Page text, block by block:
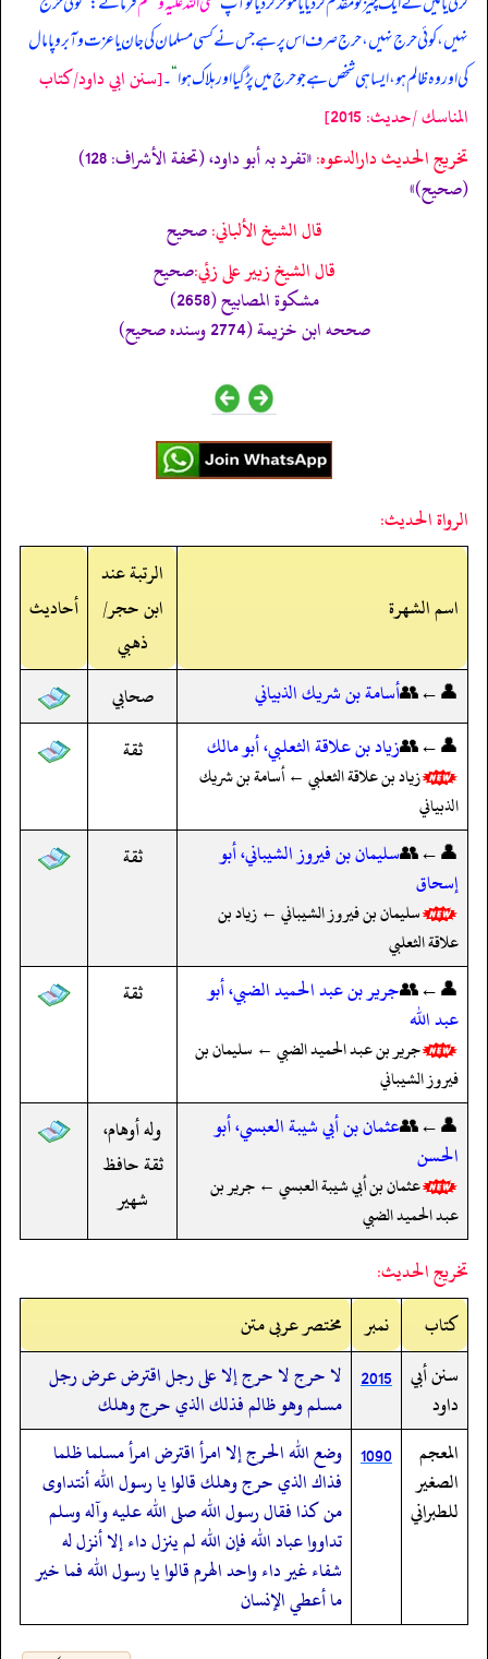
نہیں، کوئی حرج نہیں، حرج صرف اس پر ہے جس نے کسی مسلمان کی جان یا عزت و آبرو پامال
کی اور وہ ظالم ہو، ایسا ہی شخص ہے جو حرج میں پڑ گیا اور ہلاک ہوا“۔[سنن ابي داود/كتاب
المناسك /حدیث: 2015]
تخریج الحدیث دارالدعوہ:
«‏‏‏‏تفرد بہ أبو داود، (تحفة الأشراف: 128)
(صحیح)»
قال الشيخ الألباني:صحيح
قال الشيخ زبير على زئي:صحيح
مشكوة المصابيح (2658)
صححه ابن خزيمة (2774 وسنده صحيح)
الرواة الحديث:
اسم الشهرة
الرتبة عند
ابن حجر/
ذهبي
أحاديث
👤←👥أسامة بن شريك الذبياني
صحابي
👤←👥زياد بن علاقة الثعلبي، أبو مالك
زياد بن علاقة الثعلبي ← أسامة بن شريك
الذبياني
ثقة
👤←👥سليمان بن فيروز الشيباني، أبو
إسحاق
سليمان بن فيروز الشيباني ← زياد بن
علاقة الثعلبي
ثقة
👤←👥جرير بن عبد الحميد الضبي، أبو
عبد الله
جرير بن عبد الحميد الضبي ← سليمان بن
فيروز الشيباني
ثقة
👤←👥عثمان بن أبي شيبة العبسي، أبو
الحسن
عثمان بن أبي شيبة العبسي ← جرير بن
عبد الحميد الضبي
وله أوهام،
ثقة حافظ
شهير
تخريج الحديث:
کتاب
نمبر
مختصر عربی متن
سنن أبي
داود
2015 لا حرج لا حرج إلا على رجل اقترض عرض رجل
مسلم وهو ظالم فذلك الذي حرج وهلك
المعجم
الصغير
للطبراني
1090 وضع الله الحرج إلا امرأ اقترض امرأ مسلما ظلما
فذاك الذي حرج وهلك قالوا يا رسول الله أنتداوى
من كذا فقال رسول الله صلى الله عليه وآله وسلم
تداووا عباد الله فإن الله لم ينزل داء إلا أنزل له
شفاء غير داء واحد الهرم قالوا يا رسول الله فما خير
ما أعطي الإنسان